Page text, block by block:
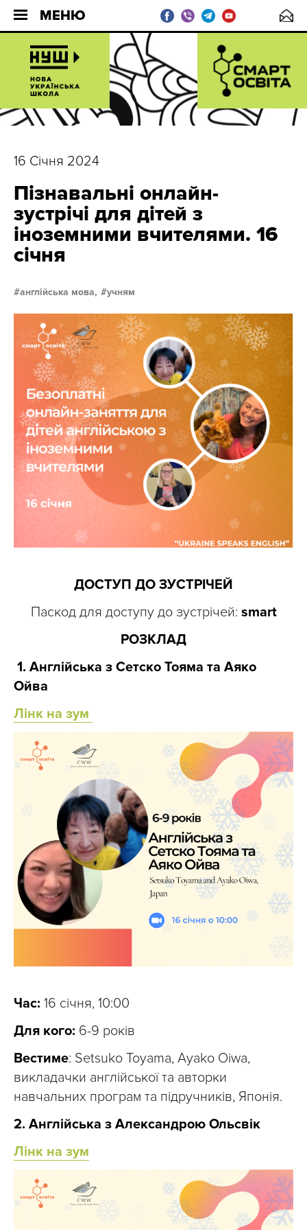
МЕНЮ
16 Січня 2024
Пізнавальні онлайн-
зустрічі для дітей з
іноземними вчителями. 16
січня
англійська мова, учням
ДОСТУП ДО ЗУСТРІЧЕЙ
Паскод для доступу до зустрічей: smart
РОЗКЛАД
1. Англійська з Сетско Тояма та Аяко
Ойва
Лінк на зум
Час: 16 січня, 10:00
Для кого: 6-9 років
Вестиме: Setsuko Toyama, Ayako Oiwa,
викладачки англійської та авторки
навчальних програм та підручників, Японія.
2. Англійська з Александрою Ольсвік
Лінк на зум